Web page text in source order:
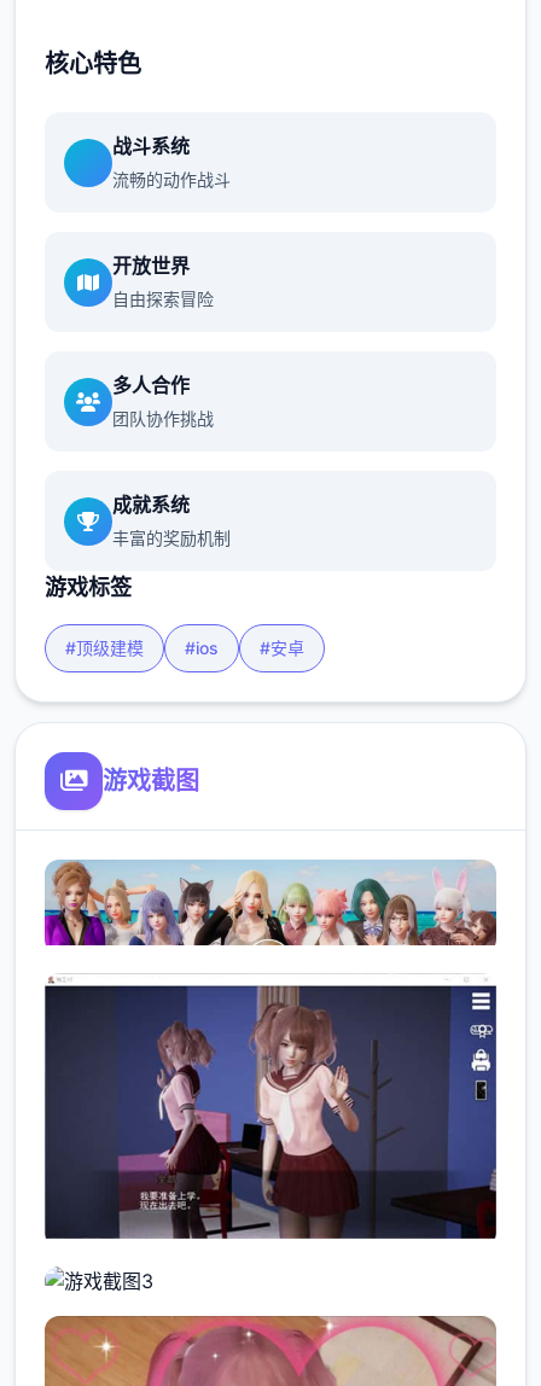
核心特色
战斗系统
流畅的动作战斗
开放世界
自由探索冒险
多人合作
团队协作挑战
成就系统
丰富的奖励机制
游戏标签
#顶级建模 #ios #安卓
游戏截图